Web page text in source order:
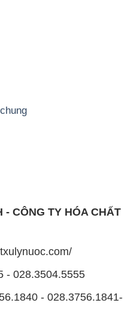
- CÔNG TY HÓA CHẤT
- 028.3504.5555
- 028.3756.1841-